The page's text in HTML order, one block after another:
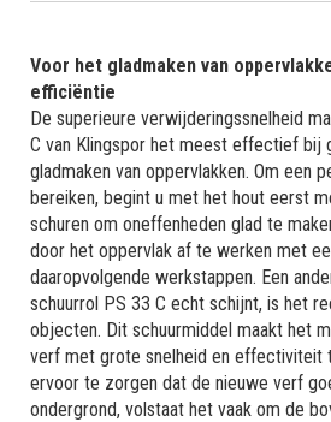
Voor het gladmaken van
efficiëntie
De superieure verwijderingssnelheid
C van Klingspor het meest effectief bij
gladmaken van oppervlakken. Om een
bereiken, begint u met het hout eerst
schuren om oneffenheden glad te
door het oppervlak af te werken met
daaropvolgende werkstappen. Een
schuurrol PS 33 C echt schijnt, is het
objecten. Dit schuurmiddel maakt het
verf met grote snelheid en effectiviteit
ervoor te zorgen dat de nieuwe verf
ondergrond, volstaat het vaak om de